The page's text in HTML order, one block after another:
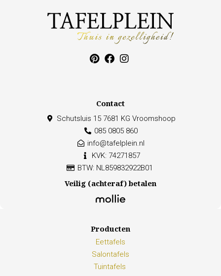
Contact
Schutsluis 15 7681 KG Vroomshoop
085 0805 860
info@tafelplein.nl
KVK: 74271857
BTW: NL859832922B01
Veilig (achteraf) betalen
Producten
Eettafels
Salontafels
Tuintafels